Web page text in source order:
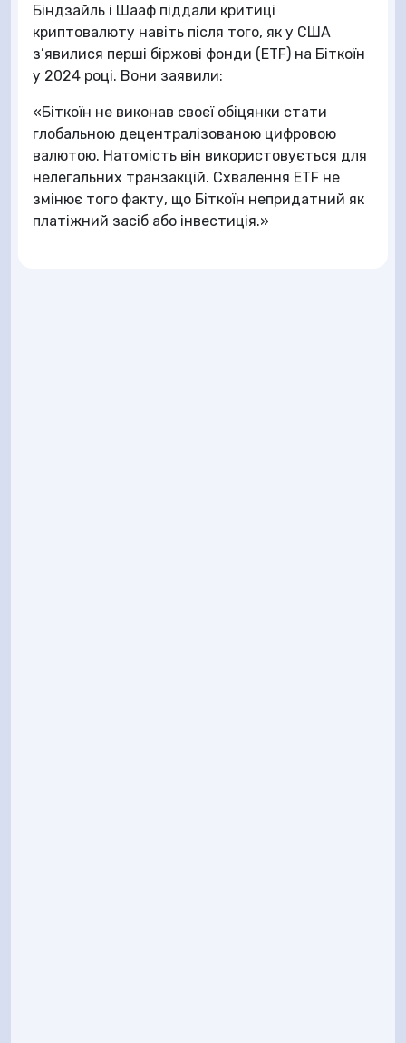
Біндзайль і Шааф піддали критиці
криптовалюту навіть після того, як у США
з’явилися перші біржові фонди (ETF) на Біткоїн
у 2024 році. Вони заявили:
«Біткоїн не виконав своєї обіцянки стати
глобальною децентралізованою цифровою
валютою. Натомість він використовується для
нелегальних транзакцій. Схвалення ETF не
змінює того факту, що Біткоїн непридатний як
платіжний засіб або інвестиція.»